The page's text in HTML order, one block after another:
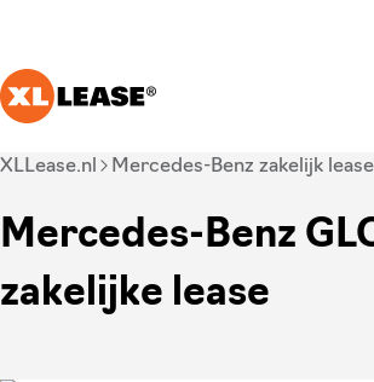
Je bent nu voorbij het hoofdmenu
XLLease.nl Mercedes-Benz zakelijk
Mercedes-Benz
zakelijke lease